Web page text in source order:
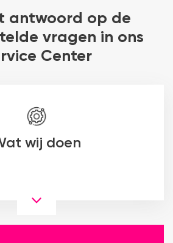
antwoord op de
vragen in ons
Center
wij doen